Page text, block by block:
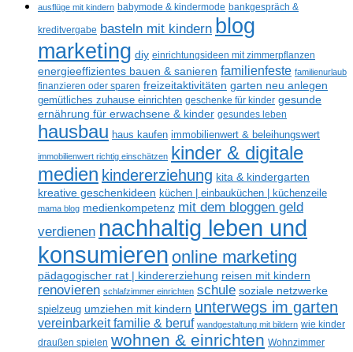
ausflüge mit kindern babymode & kindermode bankgespräch &
kreditvergabe basteln mit kindern blog
marketing diy einrichtungsideen mit zimmerpflanzen
energieeffizientes bauen & sanieren familienfeste familienurlaub
finanzieren oder sparen freizeitaktivitäten garten neu anlegen
gemütliches zuhause einrichten geschenke für kinder gesunde
ernährung für erwachsene & kinder gesundes leben
hausbau haus kaufen immobilienwert & beleihungswert
immobilienwert richtig einschätzen kinder & digitale
medien kindererziehung kita & kindergarten
kreative geschenkideen küchen | einbauküchen | küchenzeile
mama blog medienkompetenz mit dem bloggen geld
verdienen nachhaltig leben und
konsumieren online marketing
pädagogischer rat | kindererziehung reisen mit kindern
renovieren schlafzimmer einrichten schule soziale netzwerke
spielzeug umziehen mit kindern unterwegs im garten
vereinbarkeit familie & beruf wandgestaltung mit bildern wie kinder
draußen spielen wohnen & einrichten Wohnzimmer